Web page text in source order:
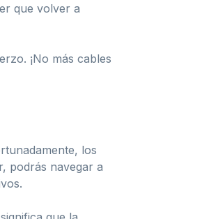
que volver a
¡No más cables
los
podrás navegar a